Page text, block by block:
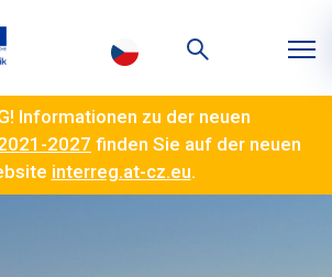
Informationen zu der neuen
2027 finden Sie auf der neuen
interreg.at-cz.eu.